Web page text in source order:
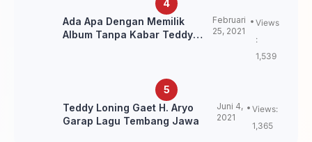
Ada Apa Dengan Memilik
Album Tanpa Kabar Teddy
Februari
25, 2021
Views
:
1,539
Teddy Loning Gaet H. Aryo
Garap Lagu Tembang Jawa
Juni 4,
2021
Views:
1,365